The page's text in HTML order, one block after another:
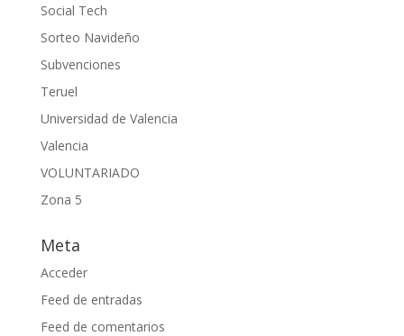
Social Tech
Sorteo Navideño
Subvenciones
Teruel
Universidad de Valencia
Valencia
VOLUNTARIADO
Zona 5
Meta
Acceder
Feed de entradas
Feed de comentarios